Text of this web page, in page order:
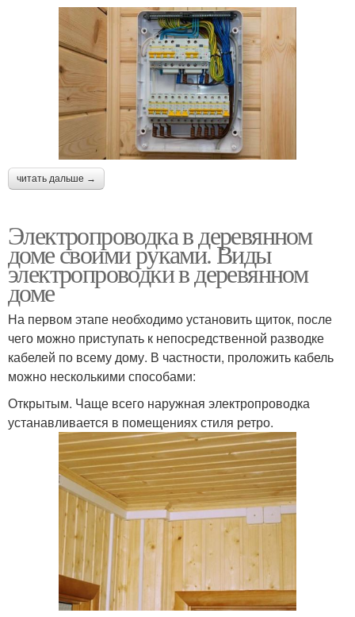
читать дальше →
Электропроводка в деревянном
доме своими руками. Виды
электропроводки в деревянном
доме
На первом этапе необходимо установить щиток, после
чего можно приступать к непосредственной разводке
кабелей по всему дому. В частности, проложить кабель
можно несколькими способами:
Открытым. Чаще всего наружная электропроводка
устанавливается в помещениях стиля ретро.